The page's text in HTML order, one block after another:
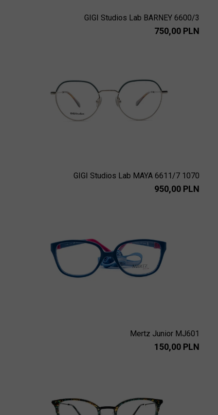
GIGI Studios Lab BARNEY 6600/3
750,00 PLN
GIGI Studios Lab MAYA 6611/7 1070
950,00 PLN
Mertz Junior MJ601
150,00 PLN